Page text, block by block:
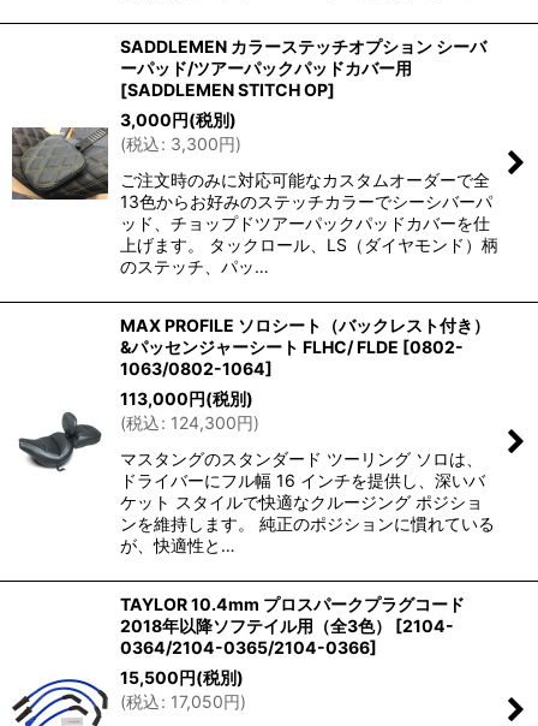
SADDLEMEN カラーステッチオプション シーバ
ーパッド/ツアーパックパッドカバー用
[SADDLEMEN STITCH OP]
3,000円(税別)
(税込: 3,300円)
ご注文時のみに対応可能なカスタムオーダーで全
13色からお好みのステッチカラーでシーシバーパ
ッド、チョップドツアーパックパッドカバーを仕
上げます。 タックロール、LS（ダイヤモンド）柄
のステッチ、パッ…
MAX PROFILE ソロシート（バックレスト付き）
&パッセンジャーシート FLHC/ FLDE [0802-
1063/0802-1064]
113,000円(税別)
(税込: 124,300円)
マスタングのスタンダード ツーリング ソロは、
ドライバーにフル幅 16 インチを提供し、深いバ
ケット スタイルで快適なクルージング ポジショ
ンを維持します。 純正のポジションに慣れている
が、快適性と…
TAYLOR 10.4mm プロスパークプラグコード
2018年以降ソフテイル用（全3色）
[2104-
0364/2104-0365/2104-0366]
15,500円(税別)
(税込: 17,050円)